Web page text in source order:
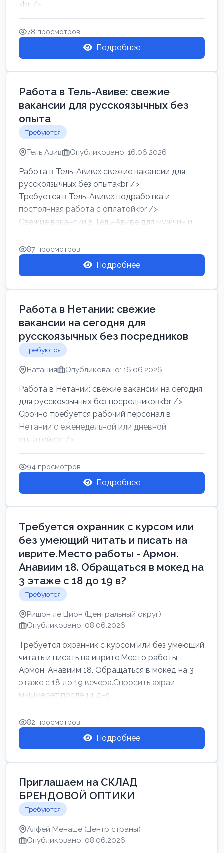
<br />
Работа в Нетании на мебельном производстве:
требу...
78 просмотров
Подробнее
Работа в Тель-Авиве: свежие
вакансии для русскоязычных без
опыта
Требуются
Тель Авив Опубликовано: 16.06.2026
Работа в Тель-Авиве: свежие вакансии для
русскоязычных без опыта<br />
Требуется в Тель-Авиве: подработка и
постоянная работа с оплатой<br />
Свежие вакансии в Тель-Авиве для мужчин и
женщин от хозя...
87 просмотров
Подробнее
Работа в Нетании: свежие
вакансии на сегодня для
русскоязычных без посредников
Требуются
Натания Опубликовано: 16.06.2026
Работа в Нетании: свежие вакансии на сегодня
для русскоязычных без посредников<br />
Срочно требуется рабочий персонал в
Нетании с еженедельной или дневной
оплатой<br />
Свежие вакансии в Нетании дл...
94 просмотров
Подробнее
Требуется охранник с курсом или
без умеющий читать и писать на
иврите.Место работы - Армон.
Анавиим 18. Обращаться в мокед на
3 этаже с 18 до 19 в?
Требуются
Ришон ле Цион (Центральный округ)
Опубликовано: 08.06.2026
Требуется охранник с курсом или без умеющий
читать и писать на иврите.Место работы -
Армон. Анавиим 18. Обращаться в мокед на 3
этаже с 18 до 19 вечера.Спросить ахраи
мишмерет.после 14 дня
82 просмотров
Подробнее
Приглашаем на СКЛАД
БРЕНДОВОЙ ОПТИКИ
Требуются
Алфей Менаше (Центр страны)
Опубликовано: 08.06.2026